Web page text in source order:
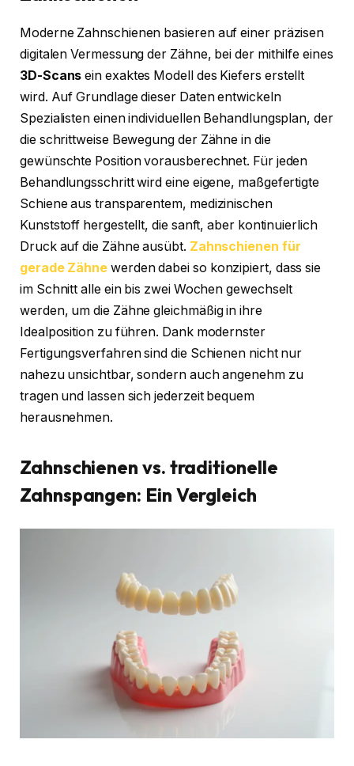
Moderne Zahnschienen basieren auf einer präzisen
digitalen Vermessung der Zähne, bei der mithilfe eines
3D-Scans ein exaktes Modell des Kiefers erstellt
wird. Auf Grundlage dieser Daten entwickeln
Spezialisten einen individuellen Behandlungsplan, der
die schrittweise Bewegung der Zähne in die
gewünschte Position vorausberechnet. Für jeden
Behandlungsschritt wird eine eigene, maßgefertigte
Schiene aus transparentem, medizinischen
Kunststoff hergestellt, die sanft, aber kontinuierlich
Druck auf die Zähne ausübt. Zahnschienen für
gerade Zähne werden dabei so konzipiert, dass sie
im Schnitt alle ein bis zwei Wochen gewechselt
werden, um die Zähne gleichmäßig in ihre
Idealposition zu führen. Dank modernster
Fertigungsverfahren sind die Schienen nicht nur
nahezu unsichtbar, sondern auch angenehm zu
tragen und lassen sich jederzeit bequem
herausnehmen.
Zahnschienen vs. traditionelle
Zahnspangen: Ein Vergleich